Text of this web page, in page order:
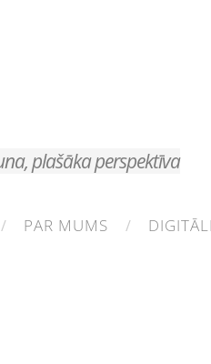
plašāka perspektīva
PAR MUMS